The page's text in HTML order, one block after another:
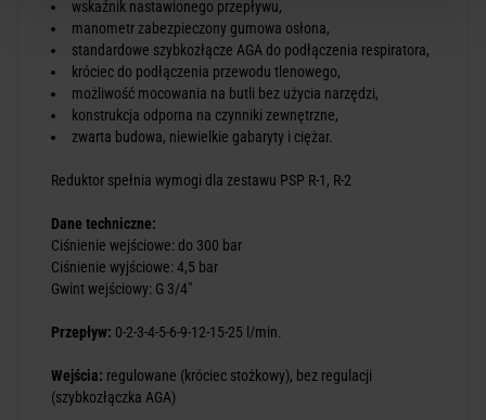
wskaźnik nastawionego przepływu,
manometr zabezpieczony gumowa osłona,
standardowe szybkozłącze AGA do podłączenia respiratora,
króciec do podłączenia przewodu tlenowego,
możliwość mocowania na butli bez użycia narzędzi,
konstrukcja odporna na czynniki zewnętrzne,
zwarta budowa, niewielkie gabaryty i ciężar.
Reduktor spełnia wymogi dla zestawu PSP R-1, R-2
Dane techniczne:
Ciśnienie wejściowe: do 300 bar
Ciśnienie wyjściowe: 4,5 bar
Gwint wejściowy: G 3/4"
Przepływ: 0-2-3-4-5-6-9-12-15-25 l/min.
Wejścia: regulowane (króciec stożkowy), bez regulacji
(szybkozłączka AGA)